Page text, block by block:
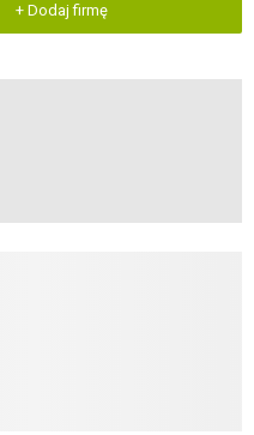
+ Dodaj firmę